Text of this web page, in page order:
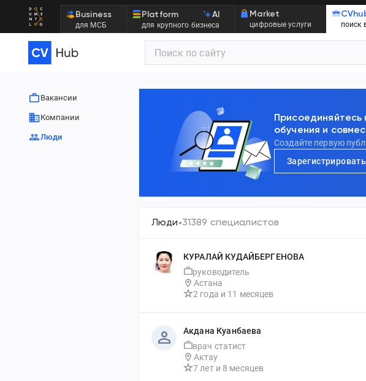
Business
для МСБ
Platform
AI
для крупного бизнеса
Market
цифровые услуги
поиск
Вакансии
Компании
Люди
Присоединяйтесь
обучения и
Создайте первую
Люди 31389 специалистов
КУРАЛАЙ КУДАЙБЕРГЕНОВА
руководитель
Астана
2 года и 11 месяцев
Акдана Куанбаева
врач статист
Актау
7 лет и 8 месяцев